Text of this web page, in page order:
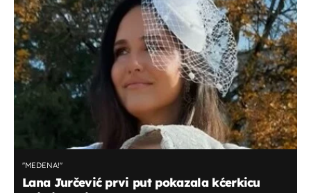
''MEDENA!''
Lana Jurčević prvi put pokazala kćerkicu